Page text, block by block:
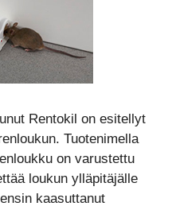
Rentokil on esitellyt
Tuotenimella
on varustettu
loukun ylläpitäjälle
kaasuttanut